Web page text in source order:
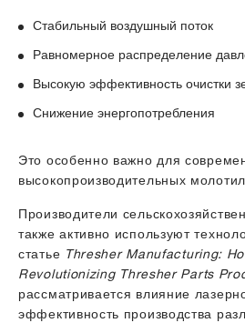
Стабильный воздушный поток
Равномерное распределение
Высокую эффективность очистки
Снижение энергопотребления
Это особенно важно для
высокопроизводительных
Производители
также активно используют
статье
Thresher Manufacturing:
Revolutionizing Thresher Parts
рассматривается влияние
эффективность производства